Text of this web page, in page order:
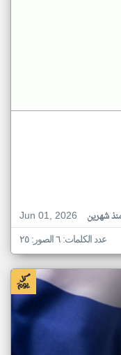
Jun 01, 2026
شهرين
عدد الكلمات: ٦ الصور: ٢٥